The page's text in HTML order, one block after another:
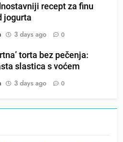
recept za finu
jogurta
3 days ago 0
torta bez pečenja:
slastica s voćem
3 days ago 0